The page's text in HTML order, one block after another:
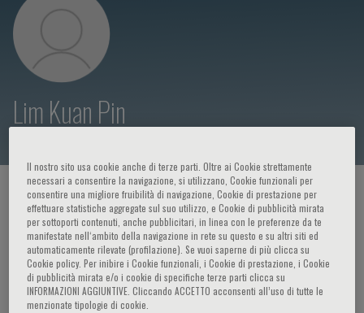
Lim Kuan Pin
HOME PAGE / CORSI ED EVENTI / RELATORE
Lim Kuan Pin
Il nostro sito usa cookie anche di terze parti. Oltre ai Cookie strettamente
necessari a consentire la navigazione, si utilizzano, Cookie funzionali per
consentire una migliore fruibilità di navigazione, Cookie di prestazione per
effettuare statistiche aggregate sul suo utilizzo, e Cookie di pubblicità mirata
per sottoporti contenuti, anche pubblicitari, in linea con le preferenze da te
manifestate nell‘ambito della navigazione in rete su questo e su altri siti ed
automaticamente rilevate (profilazione). Se vuoi saperne di più clicca su
Cookie policy. Per inibire i Cookie funzionali, i Cookie di prestazione, i Cookie
di pubblicità mirata e/o i cookie di specifiche terze parti clicca su
INFORMAZIONI AGGIUNTIVE. Cliccando ACCETTO acconsenti all’uso di tutte le
menzionate tipologie di cookie.